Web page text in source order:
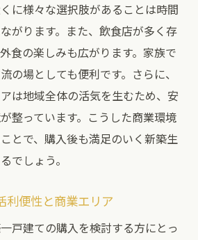
に様々な選択肢があることは時間
がります。また、飲食店が多く存
食の楽しみも広がります。家族で
の場としても便利です。さらに、
は地域全体の活気を生むため、安
整っています。こうした商業環境
とで、購入後も満足のいく新築生
でしょう。
利便性と商業エリア
戸建ての購入を検討する方にとっ